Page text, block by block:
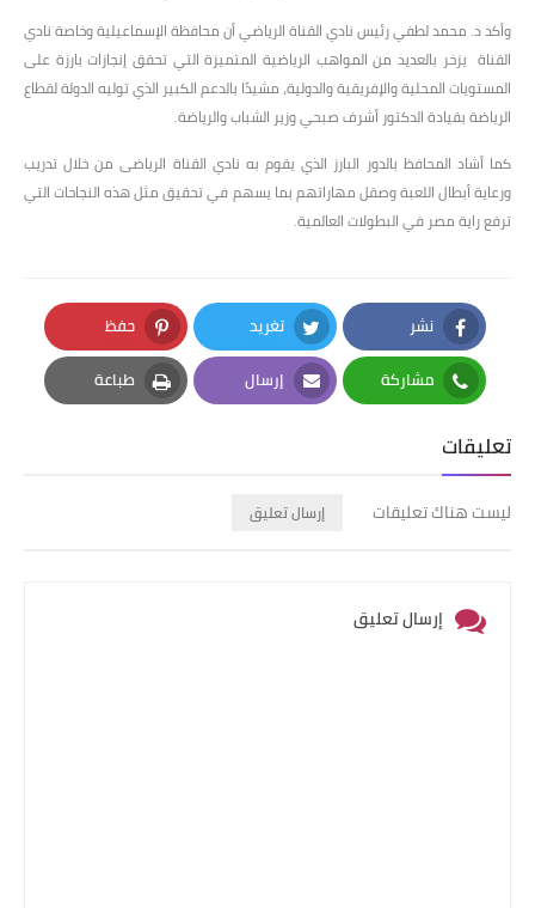
وأكد د. محمد لطفي رئيس نادي القناة الرياضي أن محافظة الإسماعيلية وخاصة نادي
القناة يزخر بالعديد من المواهب الرياضية المتميزة التي تحقق إنجازات بارزة على
المستويات المحلية والإفريقية والدولية، مشيدًا بالدعم الكبير الذي توليه الدولة لقطاع
الرياضة بقيادة الدكتور أشرف صبحي وزير الشباب والرياضة.
كما أشاد المحافظ بالدور البارز الذي يقوم به نادي القناة الرياضى من خلال تدريب
ورعاية أبطال اللعبة وصقل مهاراتهم بما يسهم في تحقيق مثل هذه النجاحات التي
ترفع راية مصر في البطولات العالمية.
نشر
Facebook
تغريد
Twitter
حفظ
Pinterest
مشاركة
Whatsapp
إرسال
Email
طباعة
Print
تعليقات
ليست هناك تعليقات إرسال تعليق
إرسال تعليق